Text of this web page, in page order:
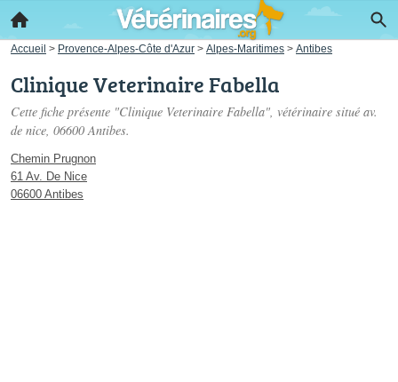
Accueil > Provence-Alpes-Côte d'Azur > Alpes-Maritimes > Antibes
Clinique Veterinaire Fabella
Cette fiche présente "Clinique Veterinaire Fabella", vétérinaire situé av.
de nice, 06600 Antibes.
Chemin Prugnon
61 Av. De Nice
06600 Antibes